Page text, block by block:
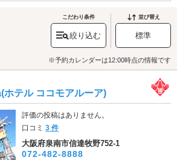
大規模なアウトレット。お買い物だけでなく、
楽しめます。アクティブなお2人には、「
す。
の海を一望できる公園内には高さ約
や、サッカーグラウンドなどのアクティビティ
テラス席の飲食店、地元ならではの食材が並ぶ
アウトドアを楽しめるグランピングエリアがあ
ップルには絶対おすすめのスポット。ぜひ訪れ
の最終地点といえばやっぱりラブホテル。この
道26号線」沿いに点在しています。あらかじめ
「どこも満室で解散ムード！？」なんていうト
う。もちろんカップルズ予約のできるホテルも
ルの情報をチェックしてみてください。
こだわり条件
絞り込む
並び替え
標準
※予約カレンダーは12:00時点の情報です
テル ココモアルーア)
評価の投稿はありません。
口コミ3 件
大阪府泉南市信達牧野752-1
072-482-8888